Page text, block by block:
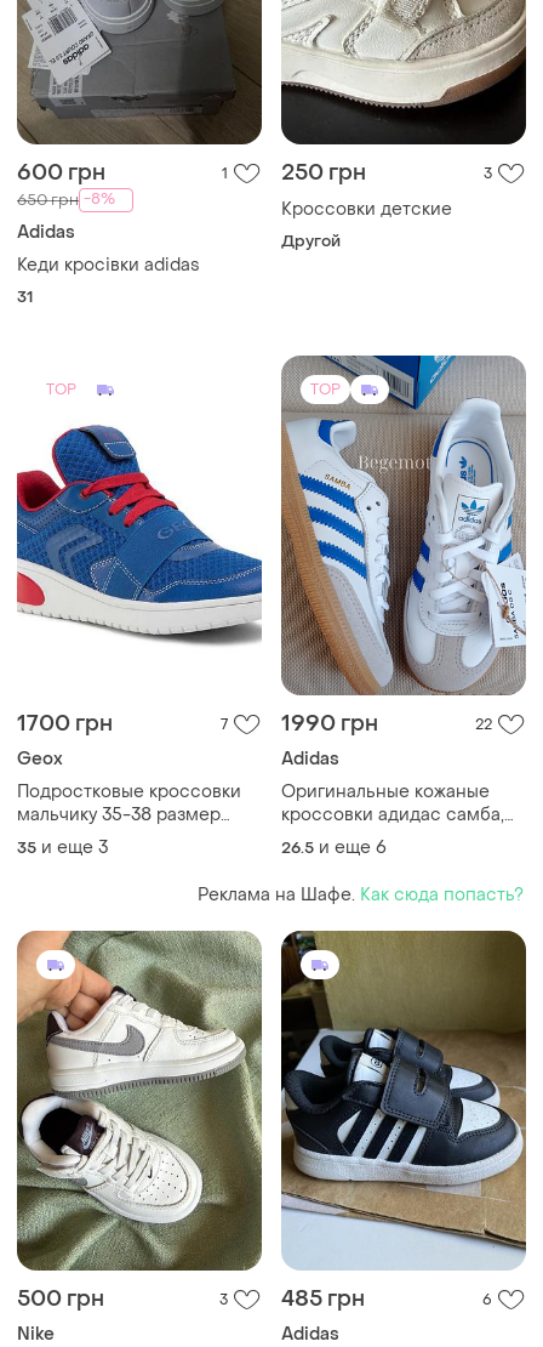
600 грн 1
650 грн -8%
Adidas
Кеди кросівки adidas
31
250 грн 3
Кроссовки детские
Другой
TOP
1700 грн 7
Geox
Подростковые кроссовки
мальчику 35-38 размер
geox. дышащие кроссовки
сеточка геокс
35 и еще 3
TOP
1990 грн 22
Adidas
Оригинальные кожаные
кроссовки адидас самба,
adidas samba, размеры 28-
35
26.5 и еще 6
Реклама на Шафе. Как сюда попасть?
500 грн 3
Nike
485 грн 6
Adidas